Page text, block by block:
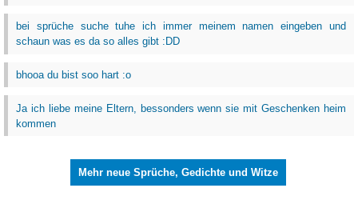
bei sprüche suche tuhe ich immer meinem namen eingeben und
schaun was es da so alles gibt :DD
bhooa du bist soo hart :o
Ja ich liebe meine Eltern, bessonders wenn sie mit Geschenken heim
kommen
Mehr neue Sprüche, Gedichte und Witze